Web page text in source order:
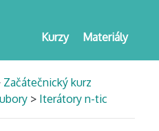
Materiály
Kurzy
Začátečnický kurz
> Iterátory n-tic